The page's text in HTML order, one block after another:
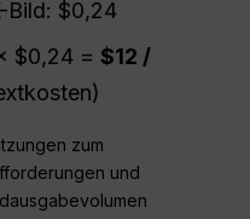
Bild: $0,24
$0,24 =$12 /
zum
und